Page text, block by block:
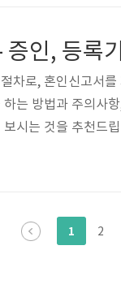
이동알..
차로, 혼인신고서
는 방법과 주의사
시는 것을 추천드
나 우편으로 신청
류는 다음과 같습
이트에서 다운..
1 2